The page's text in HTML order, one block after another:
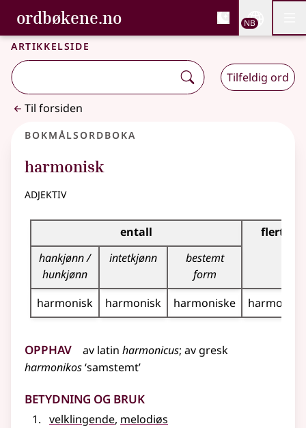
Gå til hovedinnhold
Tilgjengelighet
ordbøkene.no, Bokmålsordboka og
Bokmålsordboka og Nynorskordboka
NB
Artikkelside
Tilfeldig ord
Til forsiden
Bokmålsordboka
harmonisk
adjektiv
Bøyingstabell for dette adjektivet
entall
flertall
hankjønn /
hunkjønn
intetkjønn
bestemt
form
harmonisk
harmonisk harmoniske
Opphav av latin harmonicus; av gresk
harmonikos‘samstemt’
Betydning og bruk
velklingende, melodiøs